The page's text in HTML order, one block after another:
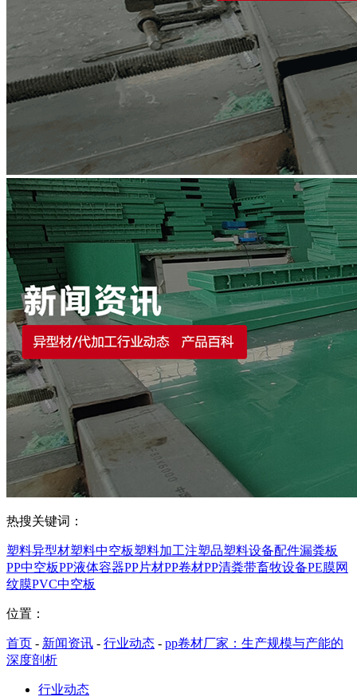
热搜关键词：
塑料异型材塑料中空板塑料加工注塑品塑料设备配件漏粪板
PP中空板PP液体容器PP片材PP卷材PP清粪带畜牧设备PE膜网
纹膜PVC中空板
位置：
首页 - 新闻资讯 - 行业动态 - pp卷材厂家：生产规模与产能的
深度剖析
行业动态